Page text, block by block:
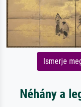
Ismerje
Néhány a